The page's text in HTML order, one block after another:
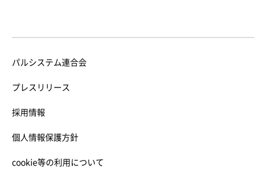
パルシステム連合会
プレスリリース
採用情報
個人情報保護方針
cookie等の利用について